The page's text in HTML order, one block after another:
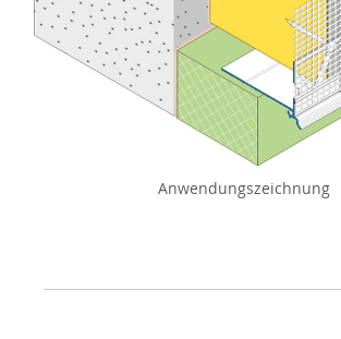
Anwendungszeichnung